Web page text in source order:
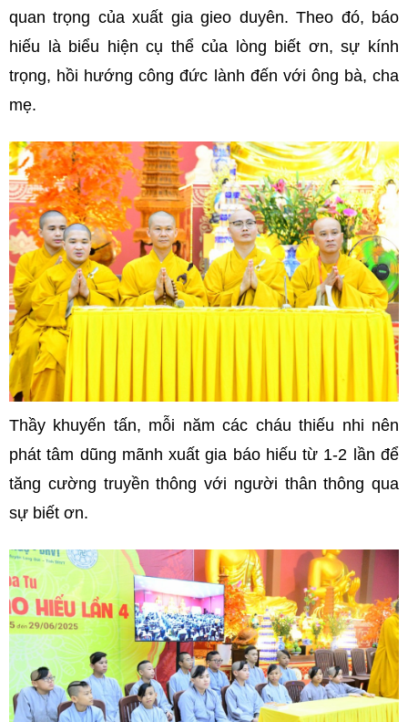
quan trọng của xuất gia gieo duyên. Theo đó, báo
hiếu là biểu hiện cụ thể của lòng biết ơn, sự kính
trọng, hồi hướng công đức lành đến với ông bà, cha
mẹ.
Thầy khuyến tấn, mỗi năm các cháu thiếu nhi nên
phát tâm dũng mãnh xuất gia báo hiếu từ 1-2 lần để
tăng cường truyền thông với người thân thông qua
sự biết ơn.